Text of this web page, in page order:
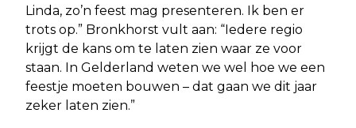
Linda, zo’n feest mag presenteren. Ik ben er
trots op.” Bronkhorst vult aan: “Iedere regio
krijgt de kans om te laten zien waar ze voor
staan. In Gelderland weten we wel hoe we een
feestje moeten bouwen – dat gaan we dit jaar
zeker laten zien.”